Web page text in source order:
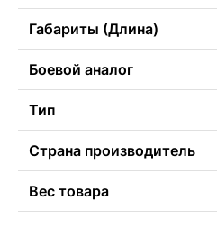
Габариты (Длина)
Боевой аналог
Тип
Страна производитель
Вес товара